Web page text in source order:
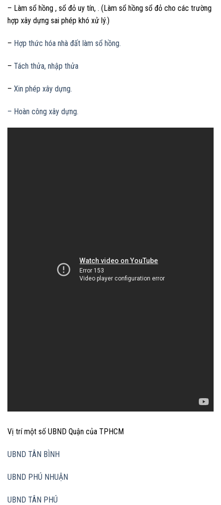
– Làm sổ hồng , sổ đỏ uy tín, . (Làm sổ hồng sổ đỏ cho các trường
hợp xây dựng sai phép khó xử lý.)
– Hợp thức hóa nhà đất làm sổ hồng.
– Tách thửa, nhập thửa
– Xin phép xây dựng.
– Hoàn công xây dựng.
Vị trí một số UBND Quận của TPHCM
UBND TÂN BÌNH
UBND PHÚ NHUẬN
UBND TÂN PHÚ